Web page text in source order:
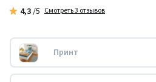
4,3 /5 Смотреть 3 отзывов
Принт